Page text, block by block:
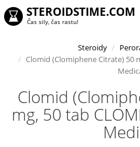
STEROIDSTIME.COM
Čas sily, čas rastu!
Steroidy
Clomid (Clomiphene Citrate) 50
Clomid
mg, 50 tab